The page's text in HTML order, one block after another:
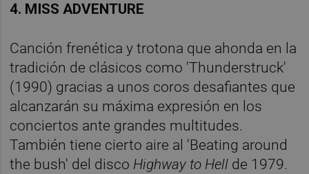
4. MISS ADVENTURE
Canción frenética y trotona que ahonda en la
tradición de clásicos como 'Thunderstruck'
(1990) gracias a unos coros desafiantes que
alcanzarán su máxima expresión en los
conciertos ante grandes multitudes.
También tiene cierto aire al 'Beating around
the bush' del disco Highway to Hell de 1979.